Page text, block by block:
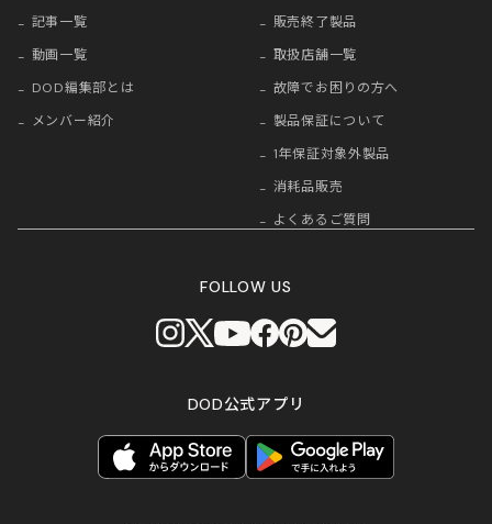
記事一覧
動画一覧
DOD編集部とは
メンバー紹介
販売終了製品
取扱店舗一覧
故障でお困りの方へ
製品保証について
1年保証対象外製品
消耗品販売
よくあるご質問
FOLLOW US
DOD公式アプリ